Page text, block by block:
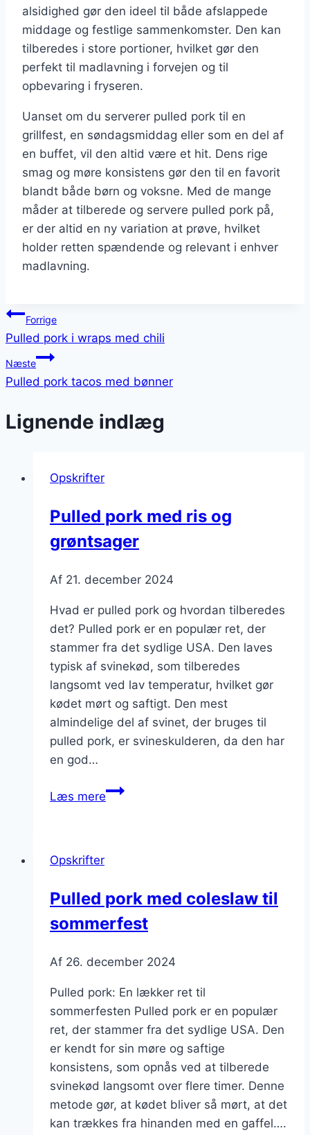
alsidighed gør den ideel til både afslappede
middage og festlige sammenkomster. Den kan
tilberedes i store portioner, hvilket gør den
perfekt til madlavning i forvejen og til
opbevaring i fryseren.
Uanset om du serverer pulled pork til en
grillfest, en søndagsmiddag eller som en del af
en buffet, vil den altid være et hit. Dens rige
smag og møre konsistens gør den til en favorit
blandt både børn og voksne. Med de mange
måder at tilberede og servere pulled pork på,
er der altid en ny variation at prøve, hvilket
holder retten spændende og relevant i enhver
madlavning.
Indlægsnavigation
Forrige
Pulled pork i wraps med chili
Næste
Pulled pork tacos med bønner
Lignende indlæg
Opskrifter
Pulled pork med ris og
grøntsager
Af 21. december 2024
Hvad er pulled pork og hvordan tilberedes
det? Pulled pork er en populær ret, der
stammer fra det sydlige USA. Den laves
typisk af svinekød, som tilberedes
langsomt ved lav temperatur, hvilket gør
kødet mørt og saftigt. Den mest
almindelige del af svinet, der bruges til
pulled pork, er svineskulderen, da den har
en god…
Læs merePulled
Opskrifter
Pulled pork med coleslaw til
sommerfest
Af 26. december 2024
Pulled pork: En lækker ret til
sommerfesten Pulled pork er en populær
ret, der stammer fra det sydlige USA. Den
er kendt for sin møre og saftige
konsistens, som opnås ved at tilberede
svinekød langsomt over flere timer. Denne
metode gør, at kødet bliver så mørt, at det
kan trækkes fra hinanden med en gaffel….